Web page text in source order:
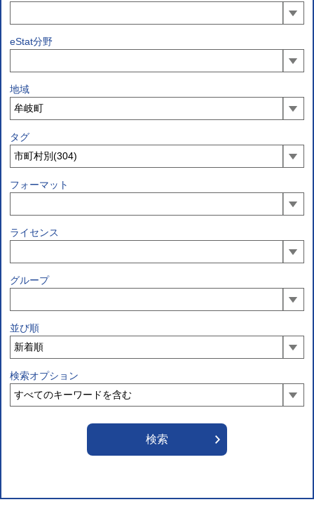
eStat分野
地域
タグ
フォーマット
ライセンス
グループ
並び順
検索オプション